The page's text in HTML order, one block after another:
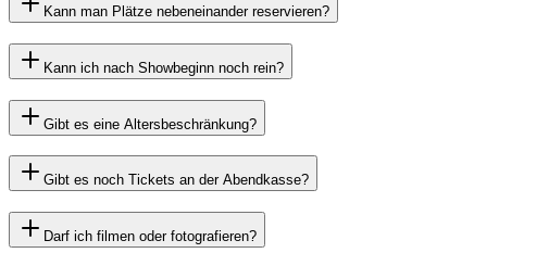
Kann man Plätze nebeneinander reservieren?
Kann ich nach Showbeginn noch rein?
Gibt es eine Altersbeschränkung?
Gibt es noch Tickets an der Abendkasse?
Darf ich filmen oder fotografieren?